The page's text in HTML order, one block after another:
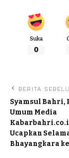
Suka
0
BERITA
Syamsul Bahri,
Umum Media
Ucapkan
Bhayangkara